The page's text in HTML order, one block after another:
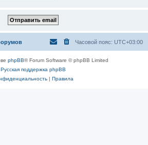
Часовой пояс: UTC+03:00
phpBB® Forum Software © phpBB Limited
Русская поддержка phpBB
| Правила